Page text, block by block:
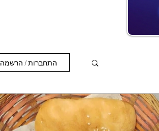
מרקים
התחברות / הרשמה